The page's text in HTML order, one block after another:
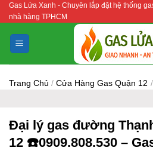
Bỏ
qua
nội
dung
Gas Lửa Xanh - Chuyên lắp đặt hệ thống
nhà hàng TPHCM
Trang Chủ / Cửa Hàng Gas Quận 12 /
Đại lý gas đường
12 ☎️0909.808.530 –